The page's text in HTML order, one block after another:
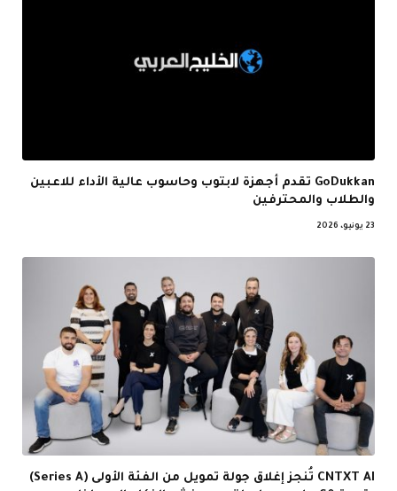
GoDukkan تقدم أجهزة لابتوب وحاسوب عالية الأداء للاعبين
والطلاب والمحترفين
23 يونيو، 2026
CNTXT AI تُنجز إغلاق جولة تمويل من الفئة الأولى (Series A)